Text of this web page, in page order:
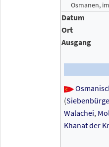
Osmanen,
Datum
Ort
Ausgang
(
Walachei,
Khanat der